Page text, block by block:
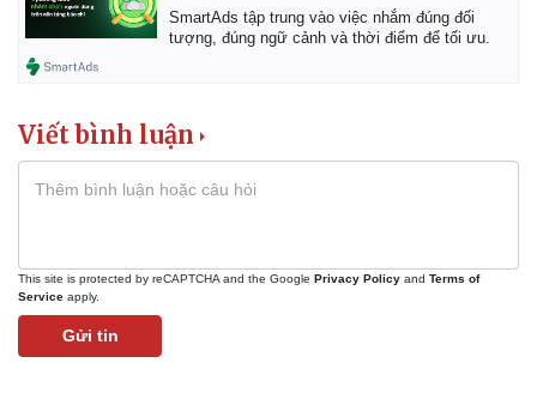
SmartAds tập trung vào việc nhắm đúng đối
tượng, đúng ngữ cảnh và thời điểm để tối ưu.
Viết bình luận
This site is protected by reCAPTCHA and the Google Privacy Policy and Terms of
Service apply.
Gửi tin